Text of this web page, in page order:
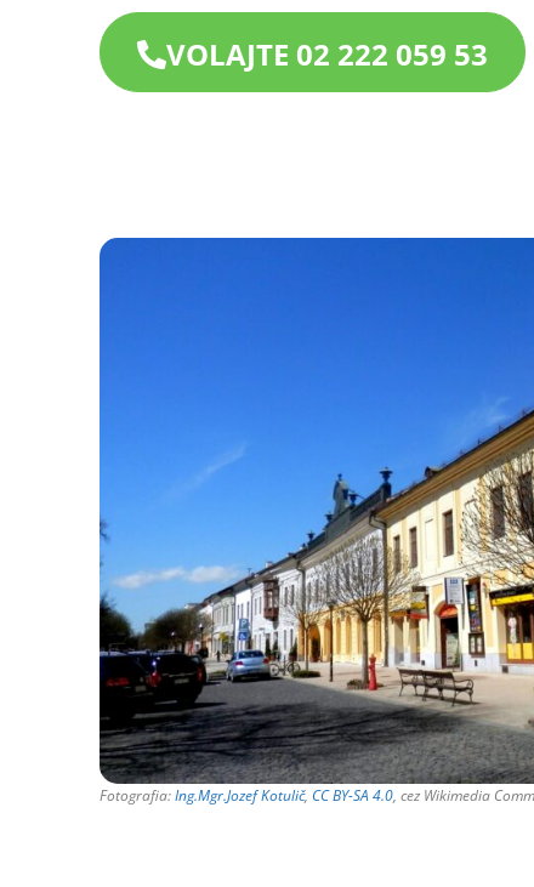
VOLAJTE 02 222 059 53
Fotografia:Ing.Mgr.Jozef Kotulič, CC BY-SA 4.0, cez Wikimedia